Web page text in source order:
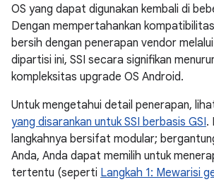
OS yang dapat digunakan kembali di
Dengan mempertahankan
bersih dengan penerapan vendor
dipartisi ini, SSI secara signifikan
kompleksitas upgrade OS Android.
Untuk mengetahui detail penerapan,
yang disarankan untuk SSI berbasis GSI.
langkahnya bersifat modular;
Anda, Anda dapat memilih untuk
tertentu (seperti Langkah 1: Mewarisi